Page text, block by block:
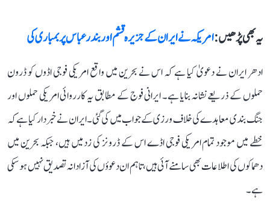
یہ بھی پڑھیں :امریکہ نے ایران کے جزیرہ قشم اور بندر عباس پر بمباری کی
ادھر ایران نے دعویٰ کیا ہے کہ اس نے بحرین میں واقع امریکی فوجی اڈوں کو ڈرون
حملوں کے ذریعے نشانہ بنایا ہے۔ ایرانی فوج کے مطابق یہ کارروائی امریکی حملوں اور
جنگ بندی معاہدے کی خلاف ورزی کے جواب میں کی گئی۔ ایران نے خبردار کیا ہے کہ
خطے میں موجود تمام امریکی فوجی اڈے اس کے ڈرونز کی زد میں ہیں، جبکہ بحرین میں
دھماکوں کی اطلاعات بھی سامنے آئی ہیں، تاہم ان دعوؤں کی آزادانہ تصدیق نہیں ہو سکی
ہے۔